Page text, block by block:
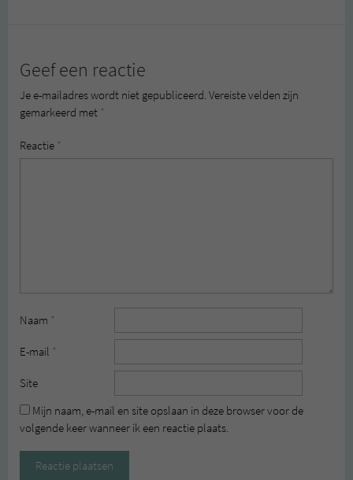
Geef een reactie
Je e-mailadres wordt niet gepubliceerd. Vereiste velden zijn
gemarkeerd met *
Reactie *
Naam *
E-mail *
Site
Mijn naam, e-mail en site opslaan in deze browser voor de
volgende keer wanneer ik een reactie plaats.